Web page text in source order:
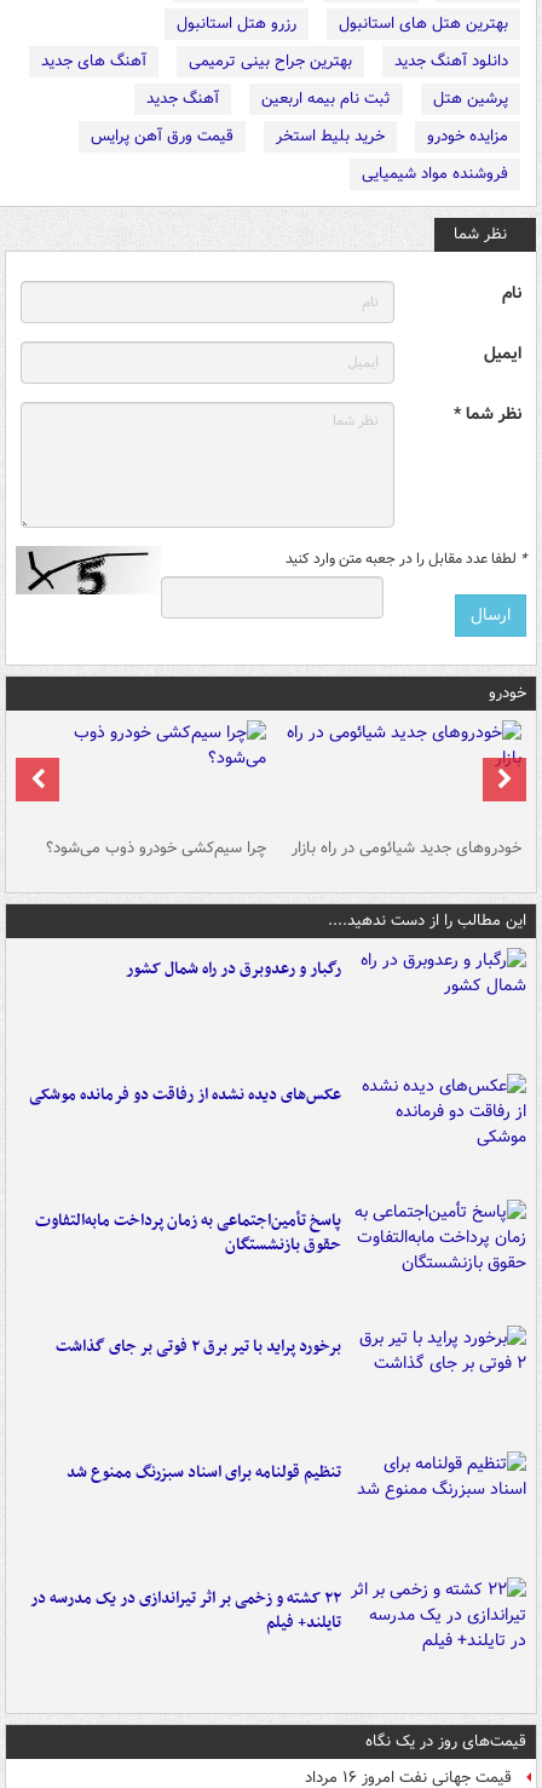
بهترین هتل های استانبول
رزرو هتل استانبول
دانلود آهنگ جدید
بهترین جراح بینی ترمیمی
آهنگ های جدید
پرشین هتل
ثبت نام بیمه اربعین
آهنگ جدید
مزایده خودرو
خرید بلیط استخر
قیمت ورق آهن پرایس
فروشنده مواد شیمیایی
نظر شما
نام
ایمیل
نظر شما *
* لطفا عدد مقابل را در جعبه متن وارد کنید
خودرو
خودروهای جدید شیائومی در راه بازار چرا سیم‌کشی خودرو ذوب می‌شود؟
این مطالب را از دست ندهید....
رگبار و رعدوبرق در راه شمال کشور
عکس‌های دیده نشده از رفاقت دو فرمانده‌ موشکی
پاسخ تأمین‌اجتماعی به زمان پرداخت مابه‌التفاوت
حقوق بازنشستگان
برخورد پراید با تیر برق ۲ فوتی بر جای گذاشت
تنظیم قولنامه برای اسناد سبزرنگ ممنوع شد
۲۲ کشته و زخمی بر اثر تیراندازی در یک مدرسه در
تایلند+ فیلم
قیمت‌های روز در یک نگاه
قیمت جهانی نفت امروز ۱۶ مرداد